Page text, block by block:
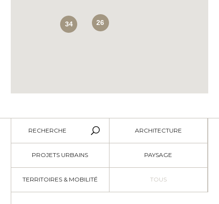
34 26
RECHERCHE ARCHITECTURE
PROJETS URBAINS PAYSAGE
TERRITOIRES & MOBILITÉ TOUS